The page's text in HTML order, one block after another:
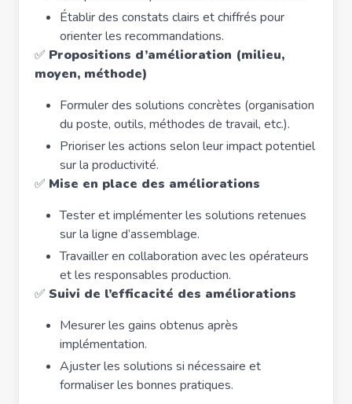
Établir des constats clairs et chiffrés pour
orienter les recommandations.
✅ Propositions d’amélioration (milieu,
moyen, méthode)
Formuler des solutions concrètes (organisation
du poste, outils, méthodes de travail, etc.).
Prioriser les actions selon leur impact potentiel
sur la productivité.
✅ Mise en place des améliorations
Tester et implémenter les solutions retenues
sur la ligne d’assemblage.
Travailler en collaboration avec les opérateurs
et les responsables production.
✅ Suivi de l’efficacité des améliorations
Mesurer les gains obtenus après
implémentation.
Ajuster les solutions si nécessaire et
formaliser les bonnes pratiques.